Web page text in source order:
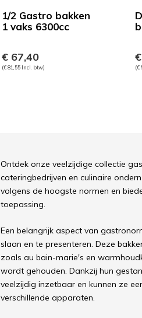
1/2 Gastro bakken
1 vaks 6300cc
€ 67,40
(€ 81,55 Incl. btw) (€
Ontdek onze veelzijdige collectie
cateringbedrijven en culinaire
volgens de hoogste normen en
toepassing.
Een belangrijk aspect van
slaan en te presenteren. Deze
zoals au bain-marie's en
wordt gehouden. Dankzij hun
veelzijdig inzetbaar en kunnen ze
verschillende apparaten.